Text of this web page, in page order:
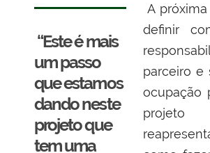
“Este é mais
um passo
que estamos
dando neste
projeto que
tem uma
A
definir
parceiro e
ocupação